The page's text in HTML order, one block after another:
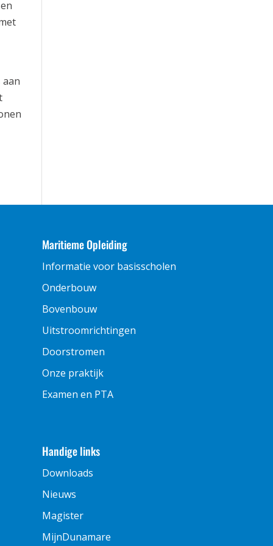
aan
Maritieme Opleiding
Informatie voor basisscholen
Onderbouw
Bovenbouw
Uitstroomrichtingen
Doorstromen
Onze praktijk
Examen en PTA
Handige links
Downloads
Nieuws
Magister
MijnDunamare